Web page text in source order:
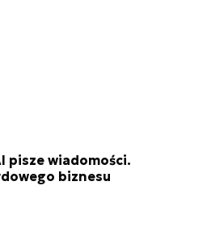
pisze wiadomości.
biznesu